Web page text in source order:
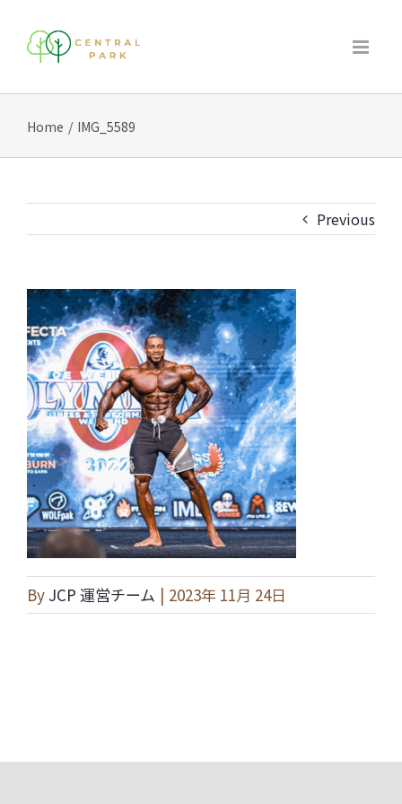
content
Home / IMG_5589
Previous
By JCP 運営チーム | 2023年 11月 24日